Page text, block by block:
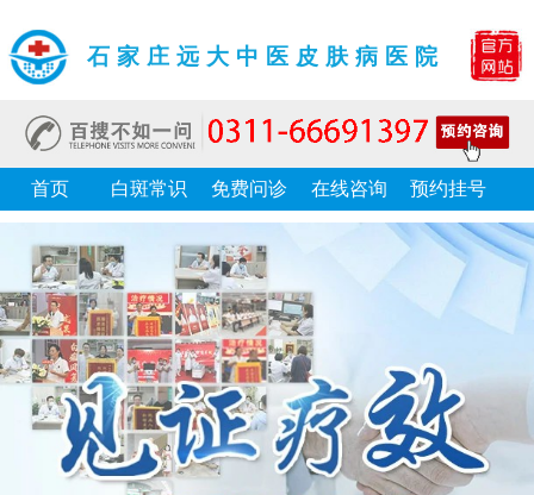
石家庄远大中医皮肤病医院
首页 白斑常识 免费问诊 在线咨询 预约挂号